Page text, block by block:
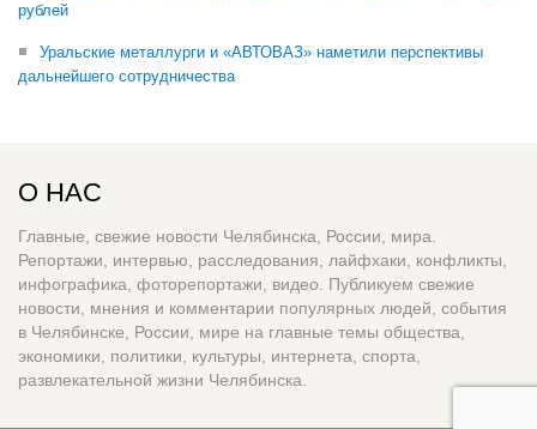
рублей
Уральские металлурги и «АВТОВАЗ» наметили перспективы
дальнейшего сотрудничества
О НАС
Главные, свежие новости Челябинска, России, мира.
Репортажи, интервью, расследования, лайфхаки, конфликты,
инфографика, фоторепортажи, видео. Публикуем свежие
новости, мнения и комментарии популярных людей, события
в Челябинске, России, мире на главные темы общества,
экономики, политики, культуры, интернета, спорта,
развлекательной жизни Челябинска.